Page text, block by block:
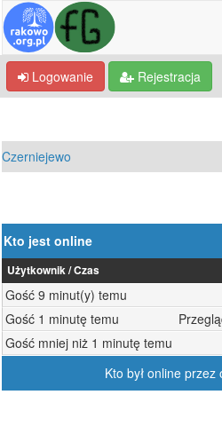
Logowanie Rejestracja
Czerniejewo
Kto jest online
Użytkownik Czas
Gość 9 minut(y) temu
Gość 1 minutę temu
Gość mniej niż 1 minutę temu
Kto był online